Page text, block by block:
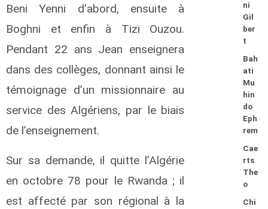
Beni Yenni d’abord, ensuite à
Boghni et enfin à Tizi Ouzou.
Pendant 22 ans Jean enseignera
dans des collèges, donnant ainsi le
témoignage d’un missionnaire au
service des Algériens, par le biais
de l’enseignement.
Sur sa demande, il quitte l’Algérie
en octobre 78 pour le Rwanda ; il
est affecté par son régional à la
ni
Gil
ber
t
Bah
ati
Mu
hin
do
Eph
rem
Cae
rts
The
o
Chi